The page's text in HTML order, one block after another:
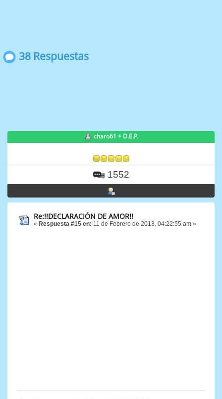
38 Respuestas
charo61 + D.E.P.
1552
Re:!!DECLARACIÓN DE AMOR!!
« Respuesta #15 en: 11 de Febrero de 2013, 04:22:55 am »